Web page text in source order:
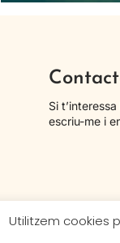
Si
escriu-me i
© Marta Serra
Utilitzem cookies